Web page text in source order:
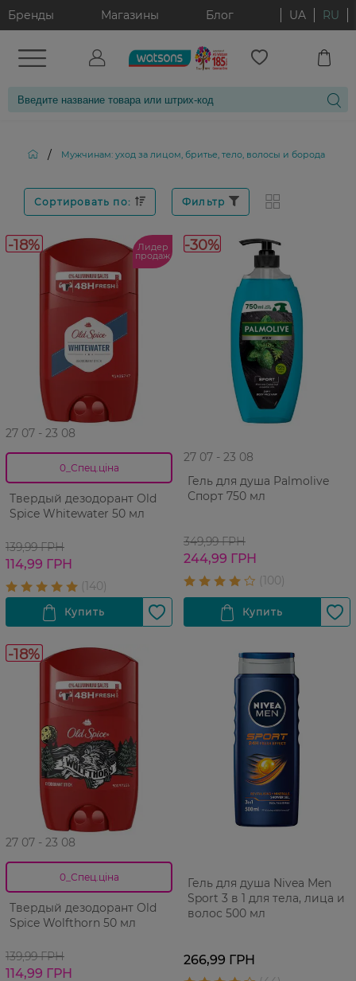
Бренды Магазины Блог UA RU
/ Мужчинам: уход за лицом, бритье, тело, волосы и борода
Сортировать по: Фильтр
-18% Лидер
продаж
27 07 - 23 08
0_Спец.ціна
Твердый дезодорант Old
Spice Whitewater 50 мл
139,99 ГРН
114,99 ГРН
-30%
27 07 - 23 08
Гель для душа Palmolive
Спорт 750 мл
349,99 ГРН
244,99 ГРН
-18%
27 07 - 23 08
0_Спец.ціна
Твердый дезодорант Old
Spice Wolfthorn 50 мл
139,99 ГРН
114,99 ГРН
Гель для душа Nivea Men
Sport 3 в 1 для тела, лица и
волос 500 мл
266,99 ГРН